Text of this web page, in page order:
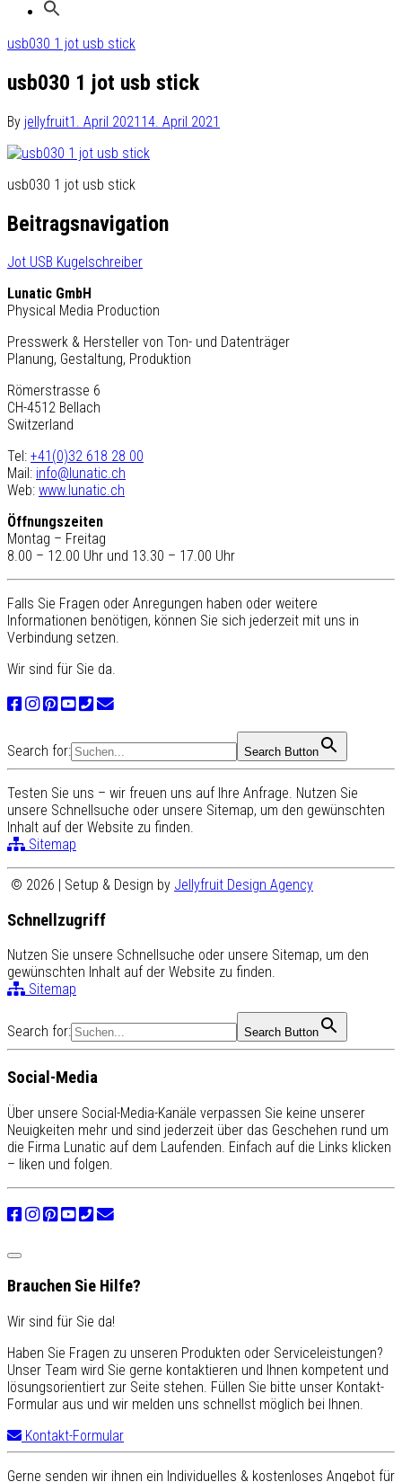
usb030 1 jot usb stick
usb030 1 jot usb stick
By jellyfruit1. April 2021 14. April 2021
usb030 1 jot usb stick
Beitragsnavigation
Jot USB Kugelschreiber
Lunatic GmbH
Physical Media Production
Presswerk & Hersteller von Ton- und Datenträger
Planung, Gestaltung, Produktion
Römerstrasse 6
CH-4512 Bellach
Switzerland
Tel: +41(0)32 618 28 00
Mail: info@lunatic.ch
Web: www.lunatic.ch
Öffnungszeiten
Montag – Freitag
8.00 – 12.00 Uhr und 13.30 – 17.00 Uhr
Falls Sie Fragen oder Anregungen haben oder weitere
Informationen benötigen, können Sie sich jederzeit mit uns in
Verbindung setzen.
Wir sind für Sie da.
Search for: Search Button
Testen Sie uns – wir freuen uns auf Ihre Anfrage. Nutzen Sie
unsere Schnellsuche oder unsere Sitemap, um den gewünschten
Inhalt auf der Website zu finden.
Sitemap
© 2026 | Setup & Design by Jellyfruit Design Agency
Schnellzugriff
Nutzen Sie unsere Schnellsuche oder unsere Sitemap, um den
gewünschten Inhalt auf der Website zu finden.
Sitemap
Search for: Search Button
Social-Media
Über unsere Social-Media-Kanäle verpassen Sie keine unserer
Neuigkeiten mehr und sind jederzeit über das Geschehen rund um
die Firma Lunatic auf dem Laufenden. Einfach auf die Links klicken
– liken und folgen.
Brauchen Sie Hilfe?
Wir sind für Sie da!
Haben Sie Fragen zu unseren Produkten oder Serviceleistungen?
Unser Team wird Sie gerne kontaktieren und Ihnen kompetent und
lösungsorientiert zur Seite stehen. Füllen Sie bitte unser Kontakt-
Formular aus und wir melden uns schnellst möglich bei Ihnen.
Kontakt-Formular
Gerne senden wir ihnen ein Individuelles & kostenloses Angebot für